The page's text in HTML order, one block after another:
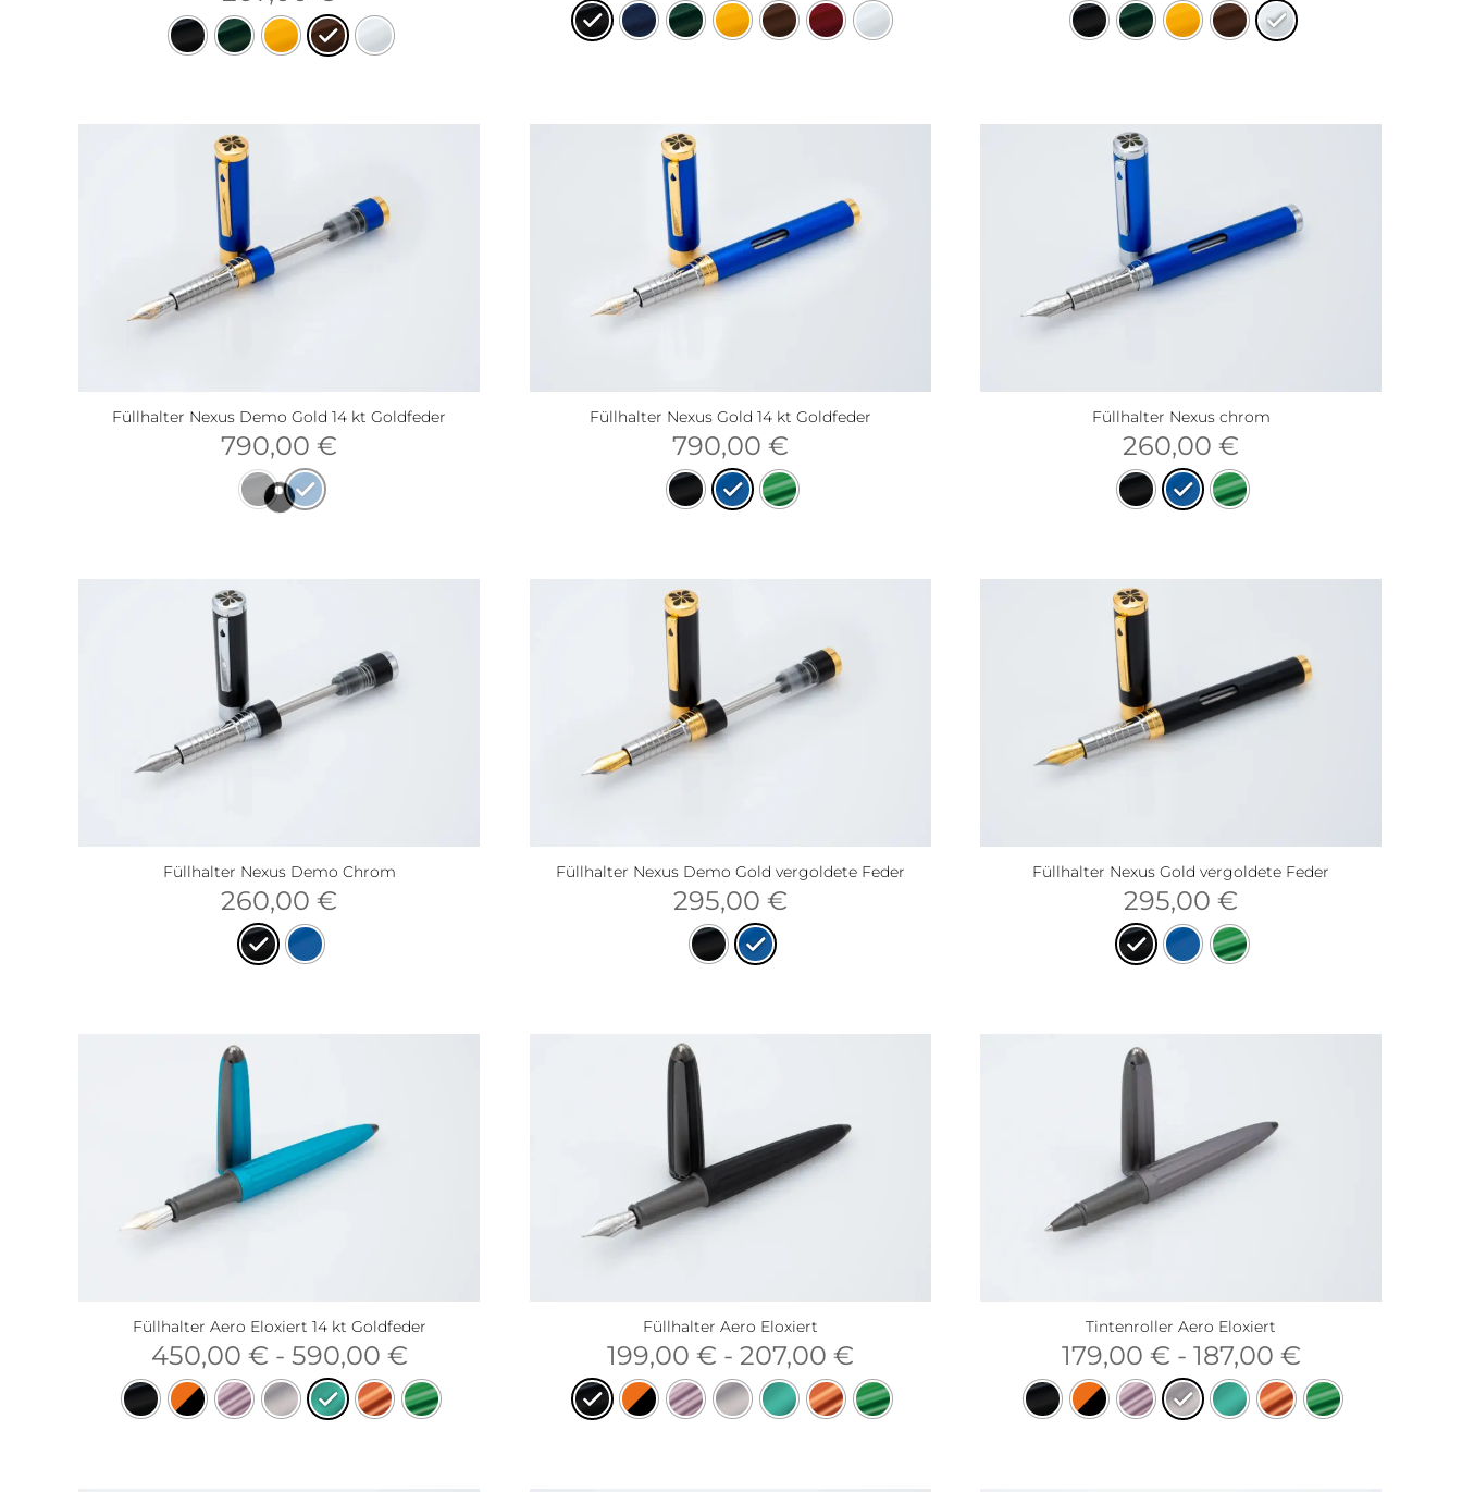
Füllhalter Nexus Demo Gold 14 kt Goldfeder
790,00 €
Füllhalter Nexus Gold 14 kt Goldfeder
790,00 €
Füllhalter Nexus chrom
260,00€
Füllhalter Nexus Demo Chrom
260,00 €
Füllhalter Nexus Demo Gold vergoldete Feder
295,00 €
Füllhalter Nexus Gold vergoldete Feder
295,00€
Füllhalter Aero Eloxiert 14 kt Goldfeder
450,00 € - 590,00 €
Füllhalter Aero Eloxiert
199,00 € - 207,00 €
Tintenroller Aero Eloxiert
179,00 € - 187,00 €